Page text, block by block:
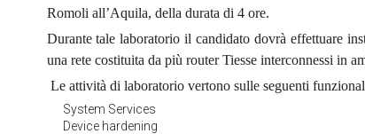
Romoli all’Aquila, della durata di 4 ore.
Durante tale laboratorio il candidato dovrà effettuare
una rete costituita da più router Tiesse interconnessi in
Le attività di laboratorio vertono sulle seguenti
System Services
Device hardening